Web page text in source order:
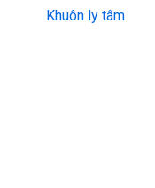
Khuôn ly tâm